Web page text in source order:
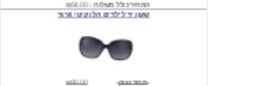
₪90.00 מחיר שוק
₪49.00 המחיר כולל משלוח :